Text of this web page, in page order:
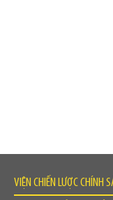
VIỆN CHIẾN LƯỢC CHÍNH